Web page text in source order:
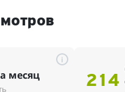
месяц
i
214